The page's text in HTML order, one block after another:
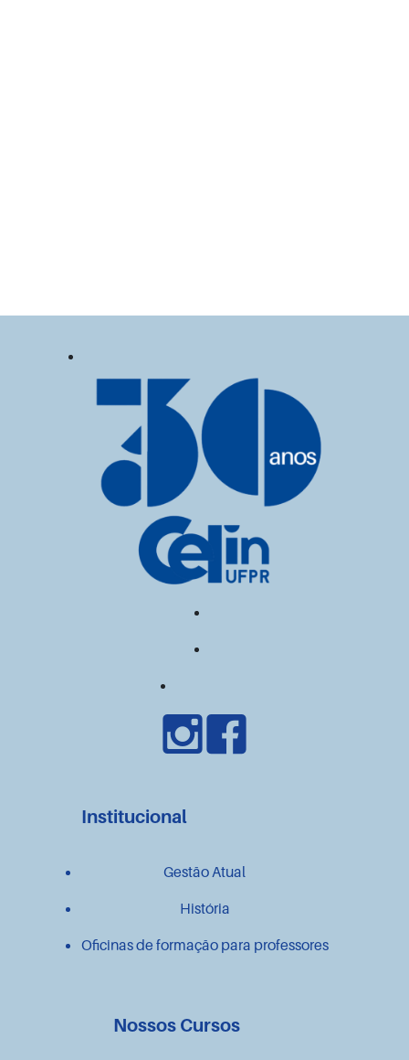
Institucional
Gestão Atual
História
Oficinas de formação para professores
Nossos Cursos